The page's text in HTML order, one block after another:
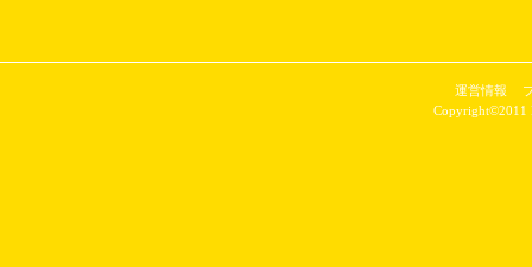
運営情報
Copyright©2011